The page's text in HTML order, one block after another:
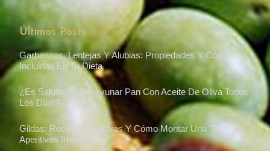
Últimos Posts
Garbanzos, Lentejas Y Alubias: Propiedades Y Cómo
Incluirlas En Tu Dieta
¿Es Saludable Desayunar Pan Con Aceite De Oliva Todos
Los Días?
Gildas: Recetas Creativas Y Cómo Montar Una Tabla De
Aperitivos Irresistible